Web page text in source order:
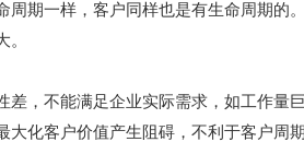
周期一样，客户同样也是有生命周期的
。
差，不能满足企业实际需求，如工作量
大化客户价值产生阻碍，不利于客户周